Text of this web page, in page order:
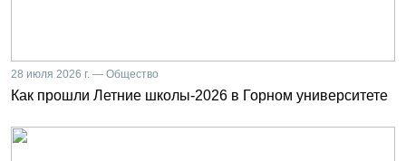
28 июля 2026 г. — Общество
Как прошли Летние школы-2026 в Горном университете